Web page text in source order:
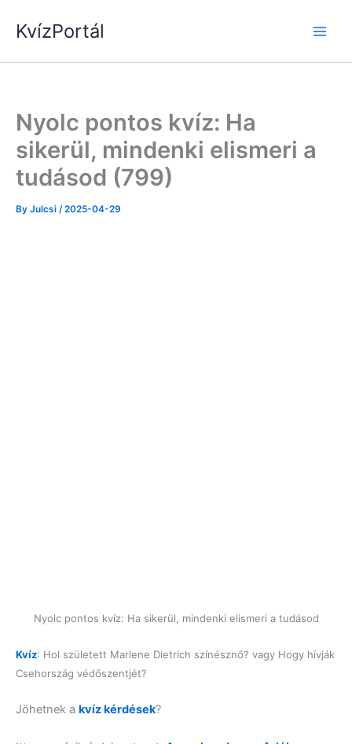
KvízPortál
Nyolc pontos kvíz: Ha
sikerül, mindenki elismeri a
tudásod (799)
By Julcsi /2025-04-29
Nyolc pontos kvíz: Ha sikerül, mindenki elismeri a tudásod
Kvíz: Hol született Marlene Dietrich színésznő? vagy Hogy hívják
Csehország védőszentjét?
Jöhetnek a kvíz kérdések?